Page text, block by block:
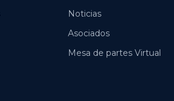
Noticias
Asociados
Mesa de partes Virtual